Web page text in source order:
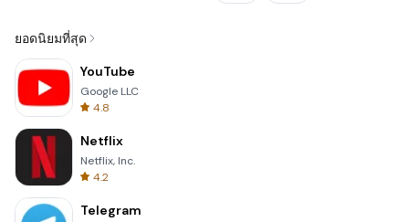
ยอดนิยมที่สุด
YouTube
Google LLC
4.8
Netflix
Netflix, Inc.
4.2
Telegram